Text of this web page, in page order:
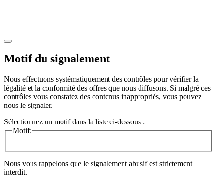
Motif du signalement
Nous effectuons systématiquement des contrôles pour vérifier la
légalité et la conformité des offres que nous diffusons. Si malgré ces
contrôles vous constatez des contenus inappropriés, vous pouvez
nous le signaler.
Sélectionnez un motif dans la liste ci-dessous :
Motif:
Nous vous rappelons que le signalement abusif est strictement
interdit.